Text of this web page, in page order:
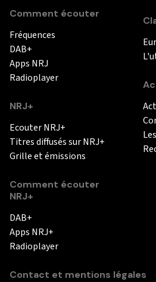
Comment écouter
Fréquences
DAB+
Apps NRJ
Radioplayer
NRJ+
Ecouter NRJ+
Titres diffusés sur NRJ+
Grille et émissions
Comment écouter
NRJ+
DAB+
Apps NRJ+
Radioplayer
Contact et mentions légales